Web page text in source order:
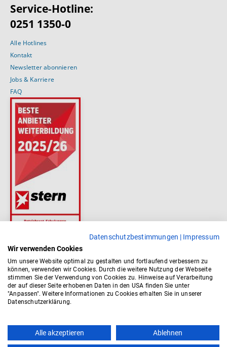
Datenschutzbestimmungen | Impressum
Wir verwenden Cookies
Um unsere Website optimal zu gestalten und fortlaufend verbessern zu
können, verwenden wir Cookies. Durch die weitere Nutzung der Webseite
stimmen Sie der Verwendung von Cookies zu. Hinweise auf Verarbeitung
der auf dieser Seite erhobenen Daten in den USA finden Sie unter
"Anpassen". Weitere Informationen zu Cookies erhalten Sie in unserer
Datenschutzerklärung.
Alle akzeptieren Ablehnen
Service-Hotline:
0251 1350-0
Alle Hotlines
Kontakt
Newsletter abonnieren
Jobs & Karriere
FAQ